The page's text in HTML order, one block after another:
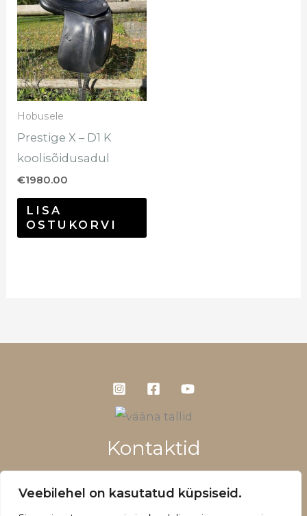
Veebilehel on kasutatud küpsiseid.
Hobusele
Prestige X – D1 K
koolisõidusadul
€1980.00
LISA
OSTUKORVI
Kontaktid
+372 5660 1028